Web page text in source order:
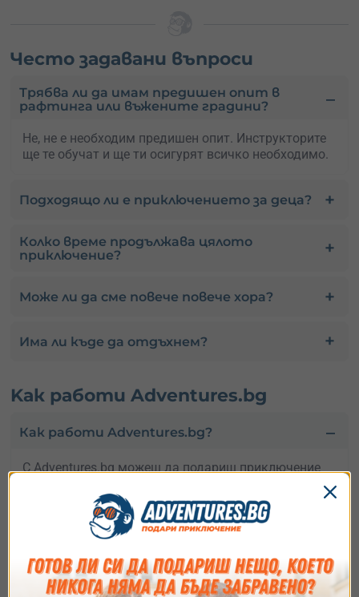
Често задавани въпроси
Трябва ли да имам предишен опит в
рафтинга или въжените градини?
Не, не е необходим предишен опит. Инструкторите
ще те обучат и ще ти осигурят всичко необходимо.
Подходящо ли е приключението за деца?
Колко време продължава цялото
приключение?
Може ли да сме повече повече хора?
Има ли къде да отдъхнем?
Kак работи Adventures.bg
Как работи Adventures.bg?
С Adventures.bg можеш да подариш приключение
Купуваш подарък? Натисни “ПОДАРИ ВАУЧЕР”,
избери дигитален или в подаръчна опаковка.
РЕЗЕРВИРАЙ”, посочи желаната дата и следвай
стъпките за да потъврдиш твоята резервация.
Чудиш се какво да подариш?Споко, притежателят